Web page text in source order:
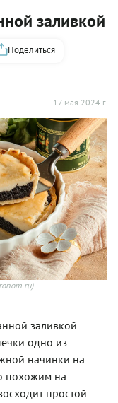
заливкой
17 мая 2024 г.
Поделиться
заливкой
одно из
начинки на
похожим на
простой